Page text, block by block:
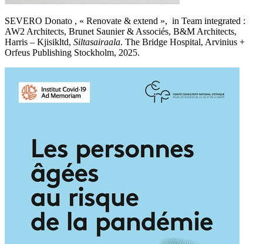
SEVERO Donato , « Renovate & extend », in Team integrated :
AW2 Architects, Brunet Saunier & Associés, B&M Architects,
Harris – Kjisikltd, Siltasairaala. The Bridge Hospital, Arvinius +
Orfeus Publishing Stockholm, 2025.